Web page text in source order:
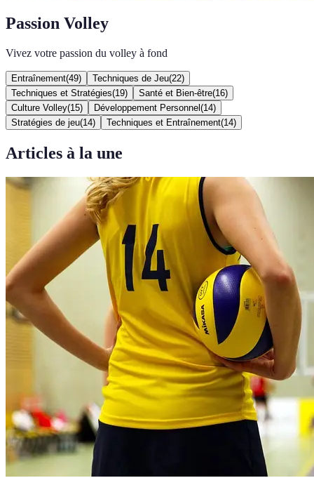
Passion Volley
Vivez votre passion du volley à fond
Entraînement(49) Techniques de Jeu(22)
Techniques et Stratégies(19) Santé et Bien-être(16)
Culture Volley(15) Développement Personnel (14)
Stratégies de jeu(14) Techniques et Entraînement(14)
Articles à la une